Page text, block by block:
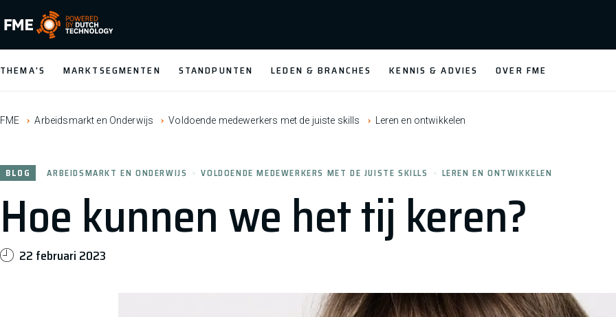
FME Logo, to the homepage
THEMA'S MARKTSEGMENTEN STANDPUNTEN LEDEN & BRANCHES KENNIS & ADVIES OVER FME
FME Arbeidsmarkt en Onderwijs Voldoende medewerkers met de juiste skills Leren en ontwikkelen
Hoe kunnen we het tij keren?
BLOG ARBEIDSMARKT EN ONDERWIJS VOLDOENDE MEDEWERKERS MET DE JUISTE SKILLS LEREN EN ONTWIKKELEN
22 februari 2023